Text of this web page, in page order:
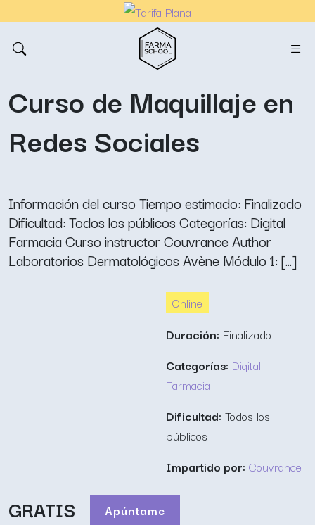
Curso de Maquillaje en
Redes Sociales
Información del curso Tiempo estimado: Finalizado
Dificultad: Todos los públicos Categorías: Digital
Farmacia Curso instructor Couvrance Author
Laboratorios Dermatológicos Avène Módulo 1: [...]
Online
Duración: Finalizado
Categorías: Digital
Farmacia
Dificultad: Todos los
públicos
Impartido por: Couvrance
GRATIS Apúntame